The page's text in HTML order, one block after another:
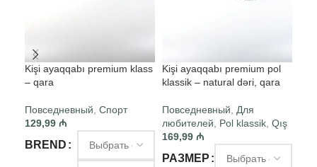
Kişi ayaqqabı premium klass
– qara
Повседневный Спорт
129,99 ₼
BREND
Kişi ayaqqabı premium pol
klassik – natural dəri, qara
Повседневный
Для
любителей
Pol klassik Qış
169,99 ₼
РАЗМЕР